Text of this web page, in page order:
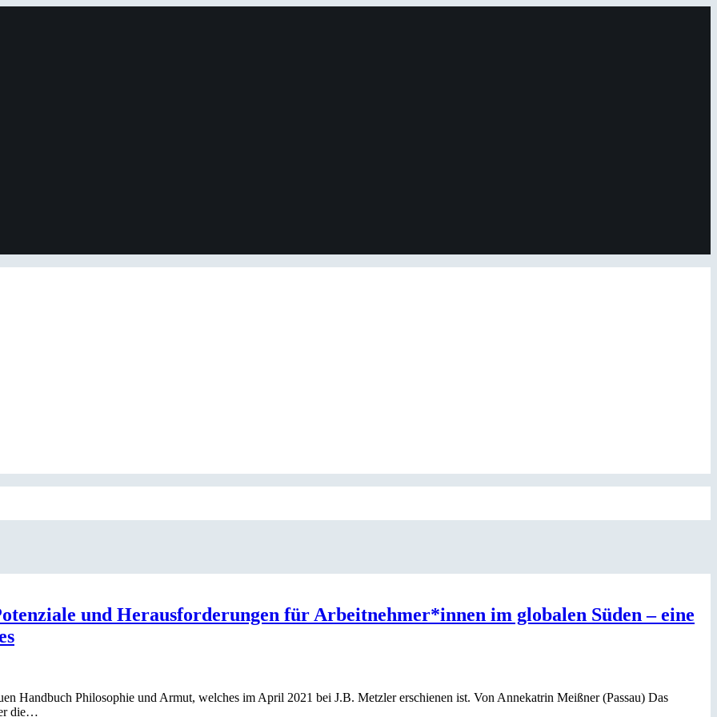
und Herausforderungen für Arbeitnehmer*innen im globalen Süden – eine
Handbuch Philosophie und Armut, welches im April 2021 bei J.B. Metzler erschienen ist. Von Annekatrin Meißner (Passau) Das
die…